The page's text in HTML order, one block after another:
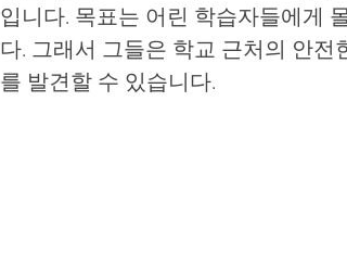
입니다. 목표는 어린 학습자들에게
다. 그래서 그들은 학교 근처의 안
를 발견할 수 있습니다.